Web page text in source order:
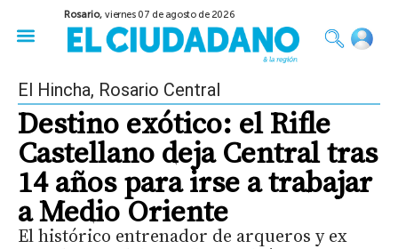
Rosario,viernes 07 de agosto de 2026
El Hincha, Rosario Central
Destino exótico: el Rifle
Castellano deja Central tras
14 años para irse a trabajar
a Medio Oriente
El histórico entrenador de arqueros y ex